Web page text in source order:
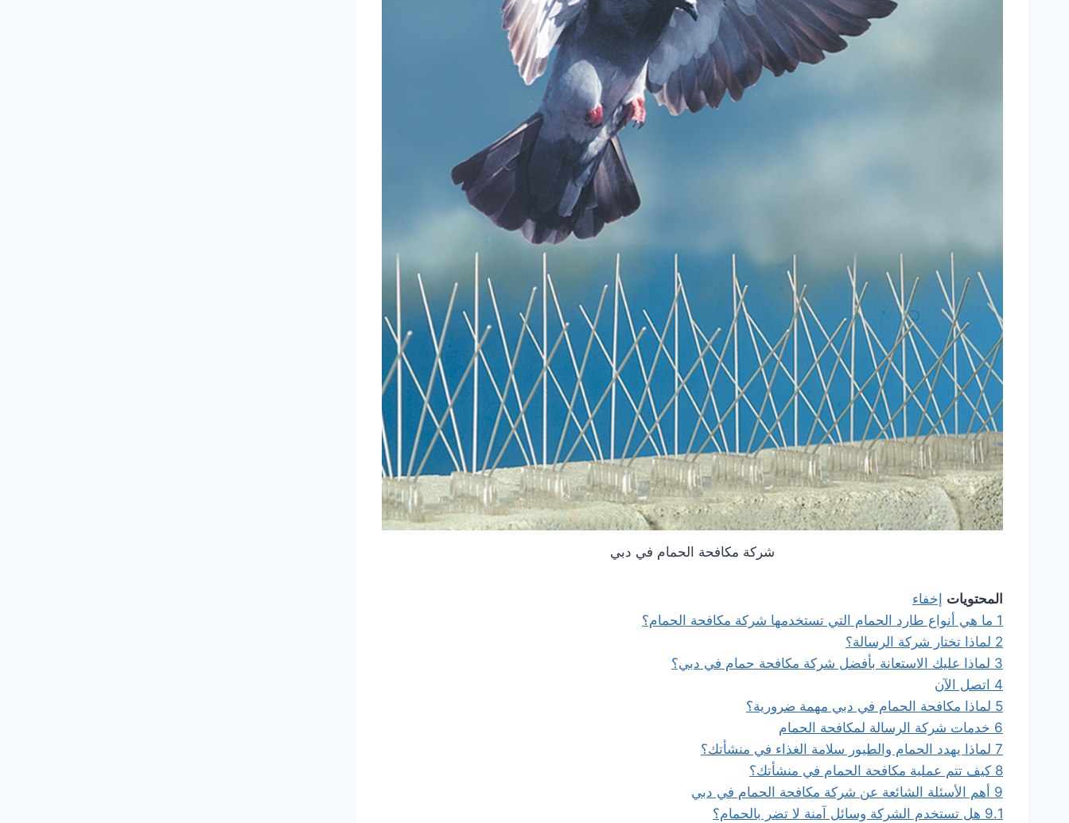
شركة مكافحة الحمام في دبي
المحتويات إخفاء
1 ما هي أنواع طارد الحمام التي تستخدمها شركة مكافحة الحمام؟
2 لماذا تختار شركة الرسالة؟
3 لماذا عليك الاستعانة بأفضل شركة مكافحة حمام في دبي؟
4 اتصل الآن
5 لماذا مكافحة الحمام في دبي مهمة ضرورية؟
6 خدمات شركة الرسالة لمكافحة الحمام
7 لماذا يهدد الحمام والطيور سلامة الغذاء في منشأتك؟
8 كيف تتم عملية مكافحة الحمام في منشأتك؟
9 أهم الأسئلة الشائعة عن شركة مكافحة الحمام في دبي
9.1 هل تستخدم الشركة وسائل آمنة لا تضر بالحمام؟